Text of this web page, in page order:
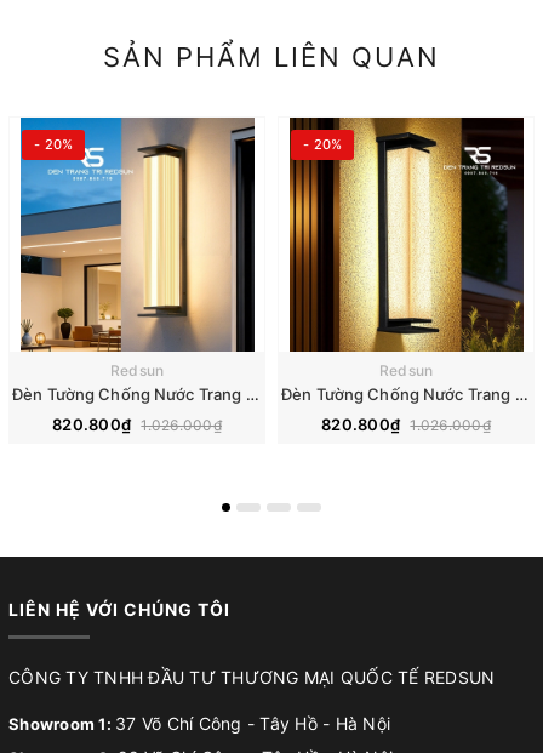
SẢN PHẨM LIÊN QUAN
- 20%
Redsun
Đèn Tường Chống Nước Trang Trí Ngoài Trời Nhà Hàng, Khách Sạn, Biệt Thự, Sân Vườn DTOD-001
820.800₫ 1.026.000₫
- 20%
Redsun
Đèn Tường Chống Nước Trang Trí Ngoài Trời Nhà Hàng, Khách Sạn, Biệt Thự, Sân Vườn DTOD-002
820.800₫ 1.026.000₫
LIÊN HỆ VỚI CHÚNG TÔI
CÔNG TY TNHH ĐẦU TƯ THƯƠNG MẠI QUỐC TẾ REDSUN
Showroom 1: 37 Võ Chí Công - Tây Hồ - Hà Nội